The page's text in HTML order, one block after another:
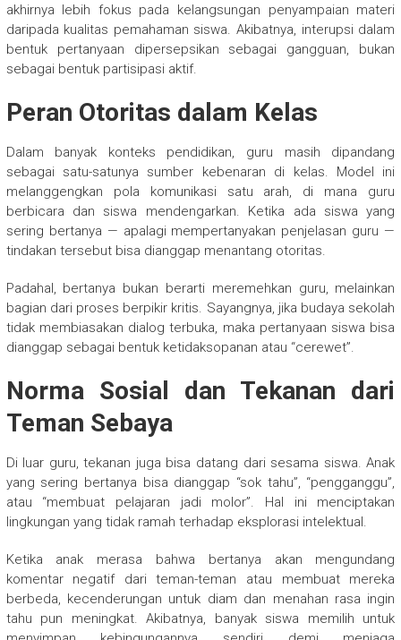
akhirnya lebih fokus pada kelangsungan penyampaian materi
daripada kualitas pemahaman siswa. Akibatnya, interupsi dalam
bentuk pertanyaan dipersepsikan sebagai gangguan, bukan
sebagai bentuk partisipasi aktif.
Peran Otoritas dalam Kelas
Dalam banyak konteks pendidikan, guru masih dipandang
sebagai satu-satunya sumber kebenaran di kelas. Model ini
melanggengkan pola komunikasi satu arah, di mana guru
berbicara dan siswa mendengarkan. Ketika ada siswa yang
sering bertanya — apalagi mempertanyakan penjelasan guru —
tindakan tersebut bisa dianggap menantang otoritas.
Padahal, bertanya bukan berarti meremehkan guru, melainkan
bagian dari proses berpikir kritis. Sayangnya, jika budaya sekolah
tidak membiasakan dialog terbuka, maka pertanyaan siswa bisa
dianggap sebagai bentuk ketidaksopanan atau “cerewet”.
Norma Sosial dan Tekanan dari
Teman Sebaya
Di luar guru, tekanan juga bisa datang dari sesama siswa. Anak
yang sering bertanya bisa dianggap “sok tahu”, “pengganggu”,
atau “membuat pelajaran jadi molor”. Hal ini menciptakan
lingkungan yang tidak ramah terhadap eksplorasi intelektual.
Ketika anak merasa bahwa bertanya akan mengundang
komentar negatif dari teman-teman atau membuat mereka
berbeda, kecenderungan untuk diam dan menahan rasa ingin
tahu pun meningkat. Akibatnya, banyak siswa memilih untuk